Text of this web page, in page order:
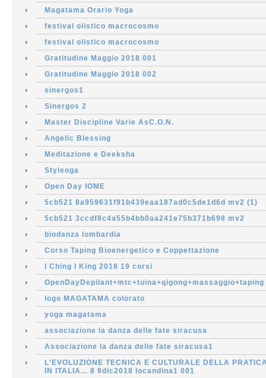
Magatama Orario Yoga
festival olistico macrocosmo
festival olistico macrocosmo
Gratitudine Maggio 2018 001
Gratitudine Maggio 2018 002
sinergos1
Sinergos 2
Master Discipline Varie AsC.O.N.
Angelic Blessing
Meditazione e Deeksha
Styleoga
Open Day IOME
5cb521 8a959631f91b439eaa187ad0c5de1d6d mv2 (1)
5cb521 3ccdf8c4a55b4bb0aa241e75b371b698 mv2
biodanza lombardia
Corso Taping Bioenergetico e Coppettazione
I Ching I King 2018 19 corsi
OpenDayDepilant+mtc+tuina+qigong+massaggio+taping
logo MAGATAMA colorato
yoga magatama
associazione la danza delle fate siracusa
Associazione la danza delle fate siracusa1
L'EVOLUZIONE TECNICA E CULTURALE DELLA
IN ITALIA... 8 9dic2018 locandina1 001